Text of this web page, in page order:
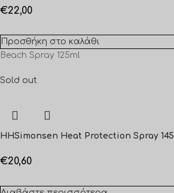
€22,00
Προσθήκη στο καλάθι
Beach Spray 125ml
Sold out
HHSimonsen Heat Protection Spray
€20,60